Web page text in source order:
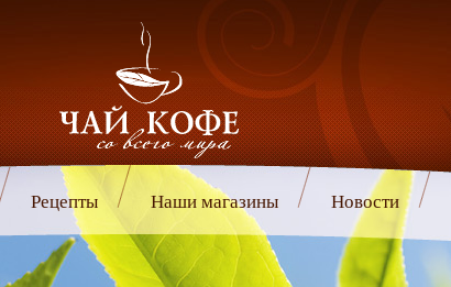
Рецепты Наши магазины Новости